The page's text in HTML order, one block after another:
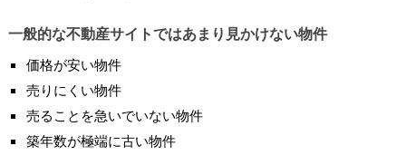
一般的な不動産サイトではあまり見かけない物件
価格が安い物件
売りにくい物件
売ることを急いでいない物件
築年数が極端に古い物件